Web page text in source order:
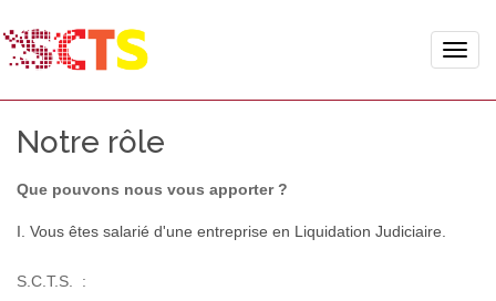
Toggle
Notre rôle
Que pouvons nous vous apporter ?
I. Vous êtes salarié d'une entreprise en Liquidation Judiciaire.
S.C.T.S. :